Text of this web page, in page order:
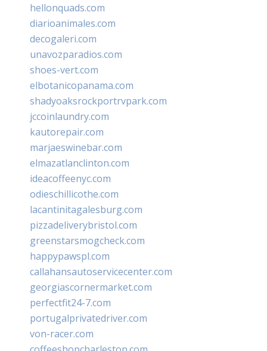
hellonquads.com
diarioanimales.com
decogaleri.com
unavozparadios.com
shoes-vert.com
elbotanicopanama.com
shadyoaksrockportrvpark.com
jccoinlaundry.com
kautorepair.com
marjaeswinebar.com
elmazatlanclinton.com
ideacoffeenyc.com
odieschillicothe.com
lacantinitagalesburg.com
pizzadeliverybristol.com
greenstarsmogcheck.com
happypawspl.com
callahansautoservicecenter.com
georgiascornermarket.com
perfectfit24-7.com
portugalprivatedriver.com
von-racer.com